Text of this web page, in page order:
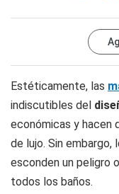
Estéticamente, las
indiscutibles del
económicas y hacen
de lujo. Sin embargo,
esconden un peligro
todos los baños.